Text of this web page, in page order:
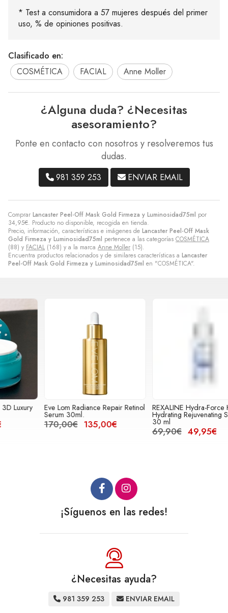
Comprar Lancaster Peel-Off Mask Gold Firmeza y Luminosidad75ml por
34,95€. Producto no disponible, recogida en tienda.
Precio, información, características e imágenes de Lancaster Peel-Off Mask
Gold Firmeza y Luminosidad75ml pertenece a las categorías COSMÉTICA
(88) y FACIAL(168) y a la marca Anne Moller (15).
Encuentra productos relacionados y de similares características a Lancaster
Peel-Off Mask Gold Firmeza y Luminosidad75ml en "COSMÉTICA".
* Test a consumidora a 57 mujeres después del primer
uso, % de opiniones positivas.
Clasificado en:
COSMÉTICA
FACIAL Anne Moller
¿Alguna duda? ¿Necesitas
asesoramiento?
Ponte en contacto con nosotros y resolveremos tus
dudas.
981 359 253 ENVIAR EMAIL
Eve Lom Radiance Repair Retinol
Serum 30ml.
135,00€
REXALINE Hydra-Force Hyper
Hydrating Rejuvenating Serum
30 ml
69,90€ 49,95€
¡Síguenos en las redes!
¿Necesitas ayuda?
981 359 253 ENVIAR EMAIL